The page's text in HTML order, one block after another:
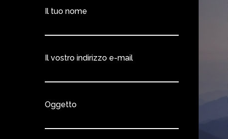
Il tuo nome
Il vostro indirizzo e-mail
Oggetto